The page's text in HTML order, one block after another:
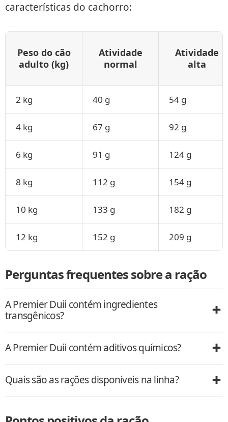
características do cachorro:
Peso do cão
adulto (kg)
Atividade
normal
Atividade
alta
2 kg 40 g 54 g
4 kg 67 g 92 g
6 kg 91 g 124 g
8 kg 112 g 154 g
10 kg 133 g 182 g
12 kg 152 g 209 g
Perguntas frequentes sobre a ração
A Premier Duii contém ingredientes
transgênicos?
A Premier Duii contém aditivos químicos?
Quais são as rações disponíveis na linha?